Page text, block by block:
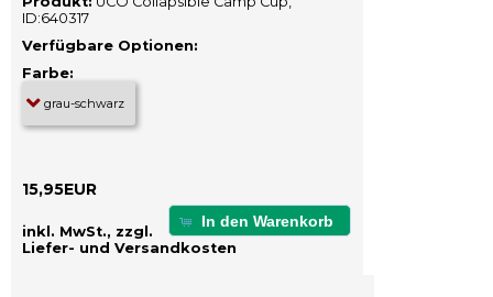
ID:640317
Verfügbare Optionen:
Farbe:
15,95EUR
In den Warenkorb
inkl. MwSt., zzgl.
Liefer- und Versandkosten